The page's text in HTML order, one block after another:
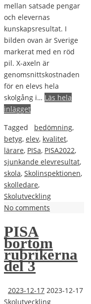
mellan satsade pengar
och elevernas
kunskapsresultat. I
bilden ovan är Sverige
markerat med en röd
pil. X-axeln är
genomsnittskostnaden
för en elevs hela
skolgång i… Läs hela
inlägget
Tagged
bedömning,
betyg, elev, kvalitet,
lärare, PISa, PISA2022,
sjunkande elevresultat,
skola, Skolinspektionen,
skolledare,
Skolutveckling
No comments
PISA
bortom
rubrikerna
del 3
2023-12-17 2023-12-17
Skolutveckling